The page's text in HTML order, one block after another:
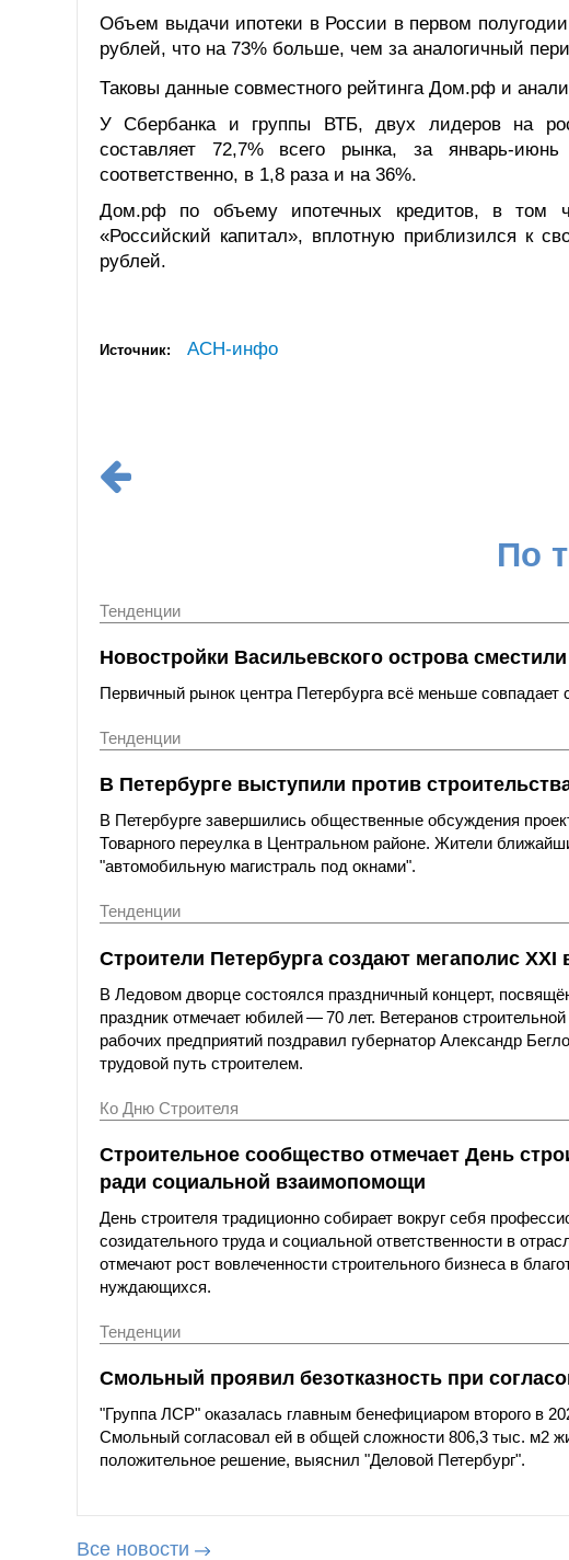
Объем выдачи ипотеки в России в первом
рублей, что на 73% больше, чем за аналогичный
Таковы данные совместного рейтинга Дом.рф и
У Сбербанка и группы ВТБ, двух лидеров на
составляет 72,7% всего рынка, за январь-
соответственно, в 1,8 раза и на 36%.
Дом.рф по объему ипотечных кредитов, в том
«Российский капитал», вплотную приблизился к
рублей.
Источник: АСН-инфо
По
Тенденции
Новостройки Васильевского острова
Первичный рынок центра Петербурга всё меньше совпадает
Тенденции
В Петербурге выступили против
В Петербурге завершились общественные обсуждения
Товарного переулка в Центральном районе. Жители
"автомобильную магистраль под окнами".
Тенденции
Строители Петербурга создают мегаполис XXI
В Ледовом дворце состоялся праздничный концерт,
праздник отмечает юбилей — 70 лет. Ветеранов
рабочих предприятий поздравил губернатор Александр
трудовой путь строителем.
Ко Дню Строителя
Строительное сообщество отмечает День
ради социальной взаимопомощи
День строителя традиционно собирает вокруг себя
созидательного труда и социальной ответственности в
отмечают рост вовлеченности строительного бизнеса в
нуждающихся.
Тенденции
Смольный проявил безотказность при
"Группа ЛСР" оказалась главным бенефициаром второго в
Смольный согласовал ей в общей сложности 806,3 тыс. м2
положительное решение, выяснил "Деловой Петербург".
Все новости